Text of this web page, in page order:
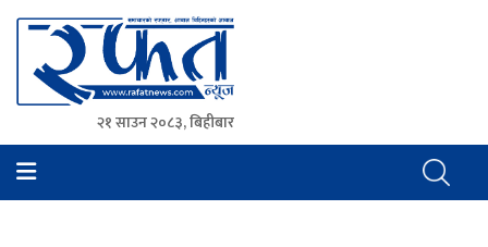
Rafat News
समाचारको रफ्तार, आवाज बिहिनहरुको आवाज
२१ साउन २०८३, बिहीबार